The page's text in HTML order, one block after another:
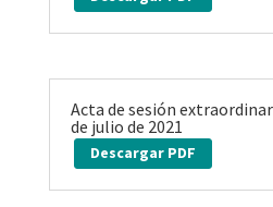
Acta de sesión
de julio de 2021
Descargar PDF